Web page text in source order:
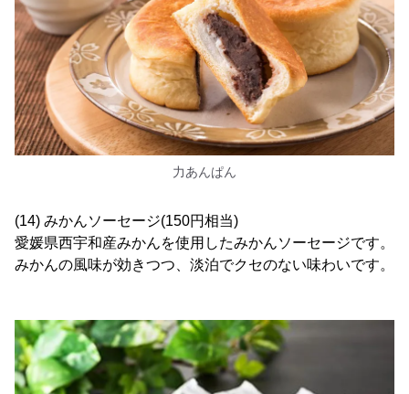
力あんぱん
(14) みかんソーセージ(150円相当)
愛媛県西宇和産みかんを使用したみかんソーセージです。
みかんの風味が効きつつ、淡泊でクセのない味わいです。